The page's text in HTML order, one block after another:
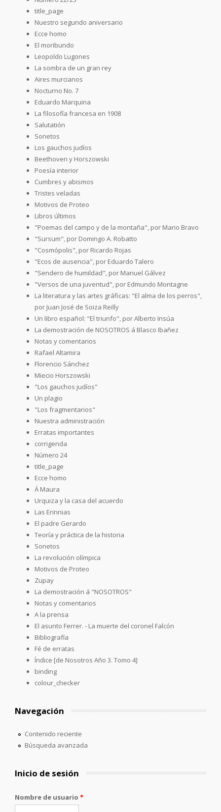
title_page
Nuestro segundo aniversario
Ecce homo
El moribundo
Leopoldo Lugones
La sombra de un gran rey
Aires murcianos
Nocturno No. 7
Eduardo Marquina
La filosofía francesa en 1908
Salutatión
Sonetos
Los gauchos judíos
Beethoven y Horszowski
Poesía interior
Cumbres y abismos
Tristes veladas
Motivos de Proteo
Libros últimos
"Poemas del campo y de la montaña", por Mario Bravo
"Sursum", por Domingo A. Robatto
"Cosmópolis", por Ricardo Rojas
"Ecos de ausencia", por Eduardo Talero
"Sendero de humildad", por Manuel Gálvez
"Versos de una juventud", por Edmundo Montagne
La literatura y las artes gráficas: "El alma de los perros",
por Juan José de Soiza Reilly
Un libro español: "El triunfo", por Alberto Insúa
La demostración de NOSOTROS á Blasco Ibañez
Notas y comentarios
Rafael Altamira
Florencio Sánchez
Miecio Horszowski
"Los gauchos judíos"
Un plagio
"Los fragmentarios"
Nuestra administración
Erratas importantes
corrigenda
Número 24
title_page
Ecce homo
Á Maura
Urquiza y la casa del acuerdo
Las Erinnias
El padre Gerardo
Teoría y práctica de la historia
Sonetos
La revolución olímpica
Motivos de Proteo
Zupay
La demostración á "NOSOTROS"
Notas y comentarios
A la prensa
El asunto Ferrer. - La muerte del coronel Falcón
Bibliografía
Fé de erratas
Índice [de Nosotros Año 3. Tomo 4]
binding
colour_checker
Navegación
Contenido reciente
Búsqueda avanzada
Inicio de sesión
Nombre de usuario *